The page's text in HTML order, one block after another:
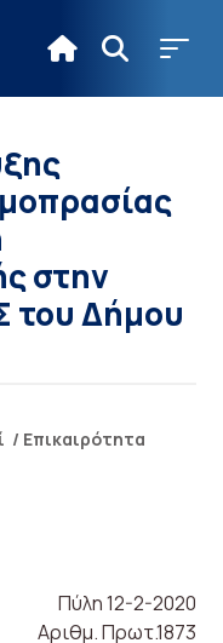
στην
Δήμου
/ Επικαιρότητα
Πύλη 12-2-2020
Αριθμ. Πρωτ.1873